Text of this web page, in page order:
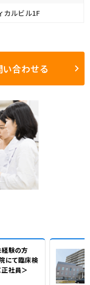
カルビル1F
合わせる
経験の方
にて臨床検
社員＞